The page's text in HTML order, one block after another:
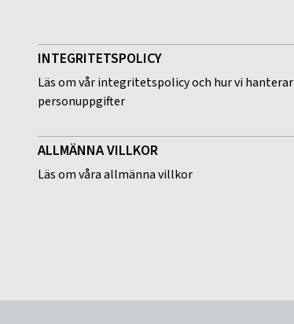
INTEGRITETSPOLICY
Läs om vår integritetspolicy och hur vi hanterar
personuppgifter
ALLMÄNNA VILLKOR
Läs om våra allmänna villkor